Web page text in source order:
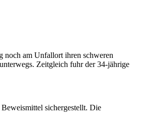
noch am Unfallort ihren schweren
Zeitgleich fuhr der 34-jährige
sichergestellt. Die